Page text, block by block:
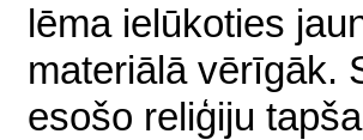
lēma ielūkoties
materiālā vērīgāk.
esošo reliģiju